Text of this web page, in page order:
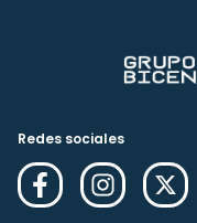
Redes sociales